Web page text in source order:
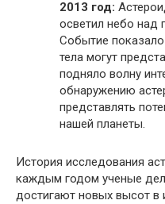
2013 год:
осветил небо над
Событие
тела могут
подняло волну
обнаружению
представлять
нашей планеты.
История исследования
каждым годом ученые
достигают новых высот в